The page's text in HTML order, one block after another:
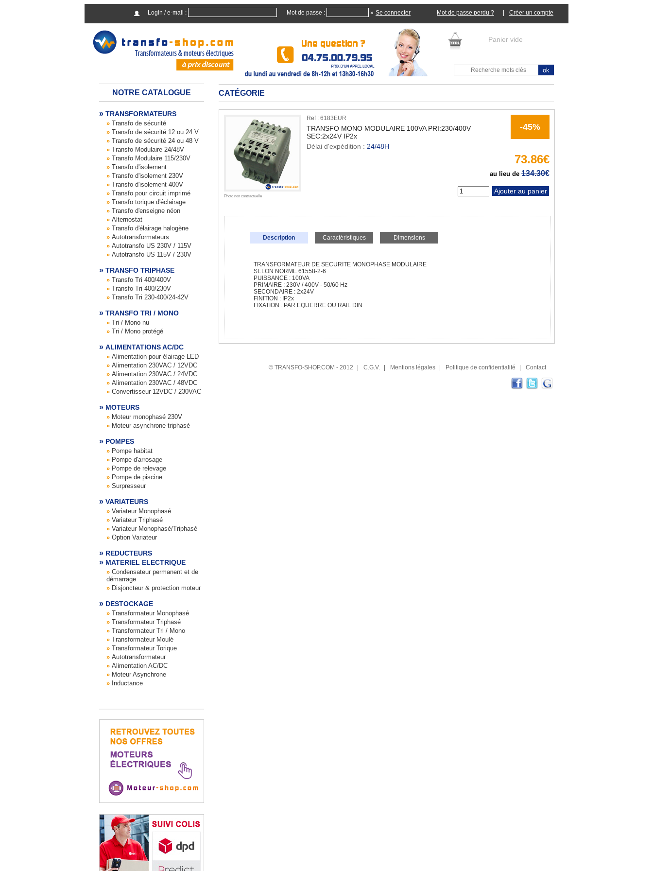
Login / e-mail : Mot de passe : » Mot de passe perdu ?
Panier vide
NOTRE CATALOGUE
TRANSFORMATEURS
Transfo de sécurité
Transfo de sécurité 12 ou 24 V
Transfo de sécurité 24 ou 48 V
Transfo Modulaire 24/48V
Transfo Modulaire 115/230V
Transfo d'isolement
Transfo d'isolement 230V
Transfo d'isolement 400V
Transfo pour circuit imprimé
Transfo torique d'éclairage
Transfo d'enseigne néon
Alternostat
Transfo d'élairage halogène
Autotransformateurs
Autotransfo US 230V / 115V
Autotransfo US 115V / 230V
TRANSFO TRIPHASE
Transfo Tri 400/400V
Transfo Tri 400/230V
Transfo Tri 230-400/24-42V
TRANSFO TRI / MONO
Tri / Mono nu
Tri / Mono protégé
ALIMENTATIONS AC/DC
Alimentation pour élairage LED
Alimentation 230VAC / 12VDC
Alimentation 230VAC / 24VDC
Alimentation 230VAC / 48VDC
Convertisseur 12VDC / 230VAC
MOTEURS
Moteur monophasé 230V
Moteur asynchrone triphasé
POMPES
Pompe habitat
Pompe d'arrosage
Pompe de relevage
Pompe de piscine
Surpresseur
VARIATEURS
Variateur Monophasé
Variateur Triphasé
Variateur Monophasé/Triphasé
Option Variateur
REDUCTEURS
MATERIEL ELECTRIQUE
Condensateur permanent et de
démarrage
Disjoncteur & protection moteur
DESTOCKAGE
Transformateur Monophasé
Transformateur Triphasé
Transformateur Tri / Mono
Transformateur Moulé
Transformateur Torique
Autotransformateur
Alimentation AC/DC
Moteur Asynchrone
Inductance
CATÉGORIE
Photo non contractuelle
Ref : 6183EUR
TRANSFO MONO MODULAIRE 100VA PRI:230/400V
SEC:2x24V IP2x
Délai d'expédition : 24/48H
-45%
73.86€
au lieu de 134.30€
Description Caractéristiques Dimensions
TRANSFORMATEUR DE SECURITE MONOPHASE MODULAIRE
SELON NORME 61558-2-6
PUISSANCE : 100VA
PRIMAIRE : 230V / 400V - 50/60 Hz
SECONDAIRE : 2x24V
FINITION : IP2x
FIXATION : PAR EQUERRE OU RAIL DIN
© TRANSFO-SHOP.COM - 2012 C.G.V. Mentions légales Politique de confidentialité Contact